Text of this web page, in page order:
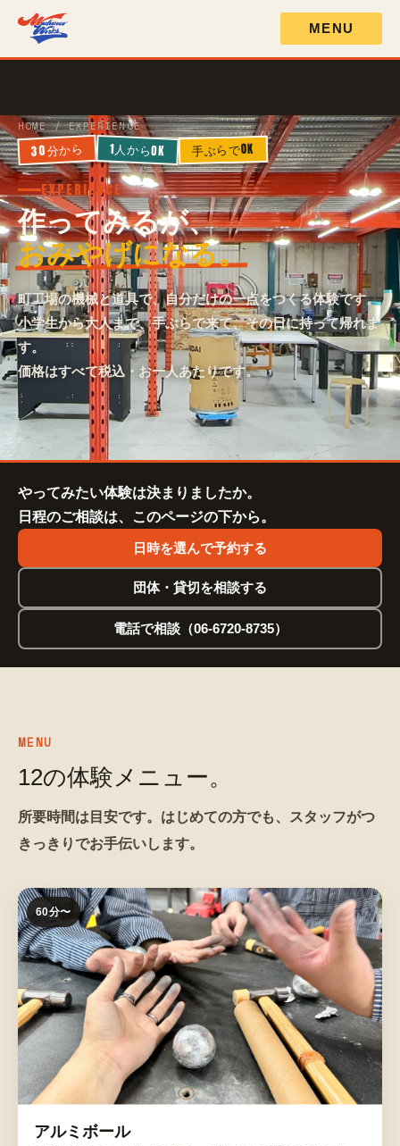
設備
技術Fitness
料金
製作依頼
団体体験
体験メニュー
加工講座
使い方ガイド
見学・予約・問い合わせ
MENU
HOME/ EXPERIENCE
30分から 1人からOK 手ぶらでOK
EXPERIENCE
作ってみるが、
おみやげになる。
町工場の機械と道具で、自分だけの一点をつくる体験です。
小学生から大人まで、手ぶらで来て、その日に持って帰れま
す。
価格はすべて税込・お一人あたりです。
やってみたい体験は決まりましたか。
日程のご相談は、このページの下から。
日時を選んで予約する
団体・貸切を相談する
電話で相談（06-6720-8735）
MENU
12の体験メニュー。
所要時間は目安です。はじめての方でも、スタッフがつ
きっきりでお手伝いします。
60分〜
アルミボール